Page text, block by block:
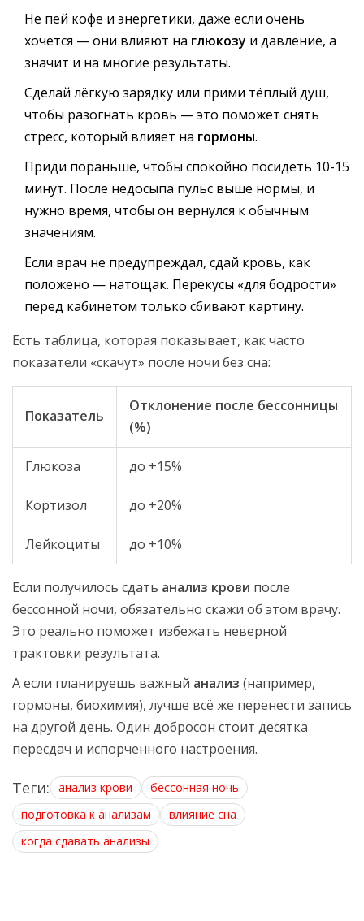
Не пей кофе и энергетики, даже если очень
хочется — они влияют на глюкозу и давление, а
значит и на многие результаты.
Сделай лёгкую зарядку или прими тёплый душ,
чтобы разогнать кровь — это поможет снять
стресс, который влияет на гормоны.
Приди пораньше, чтобы спокойно посидеть 10-15
минут. После недосыпа пульс выше нормы, и
нужно время, чтобы он вернулся к обычным
значениям.
Если врач не предупреждал, сдай кровь, как
положено — натощак. Перекусы «для бодрости»
перед кабинетом только сбивают картину.
Есть таблица, которая показывает, как часто
показатели «скачут» после ночи без сна:
Показатель
Отклонение после бессонницы
(%)
Глюкоза до +15%
Кортизол до +20%
Лейкоциты до +10%
Если получилось сдать анализ крови после
бессонной ночи, обязательно скажи об этом врачу.
Это реально поможет избежать неверной
трактовки результата.
А если планируешь важный анализ (например,
гормоны, биохимия), лучше всё же перенести запись
на другой день. Один добросон стоит десятка
пересдач и испорченного настроения.
Теги: анализ крови
бессонная ночь
подготовка к анализам
влияние сна
когда сдавать анализы